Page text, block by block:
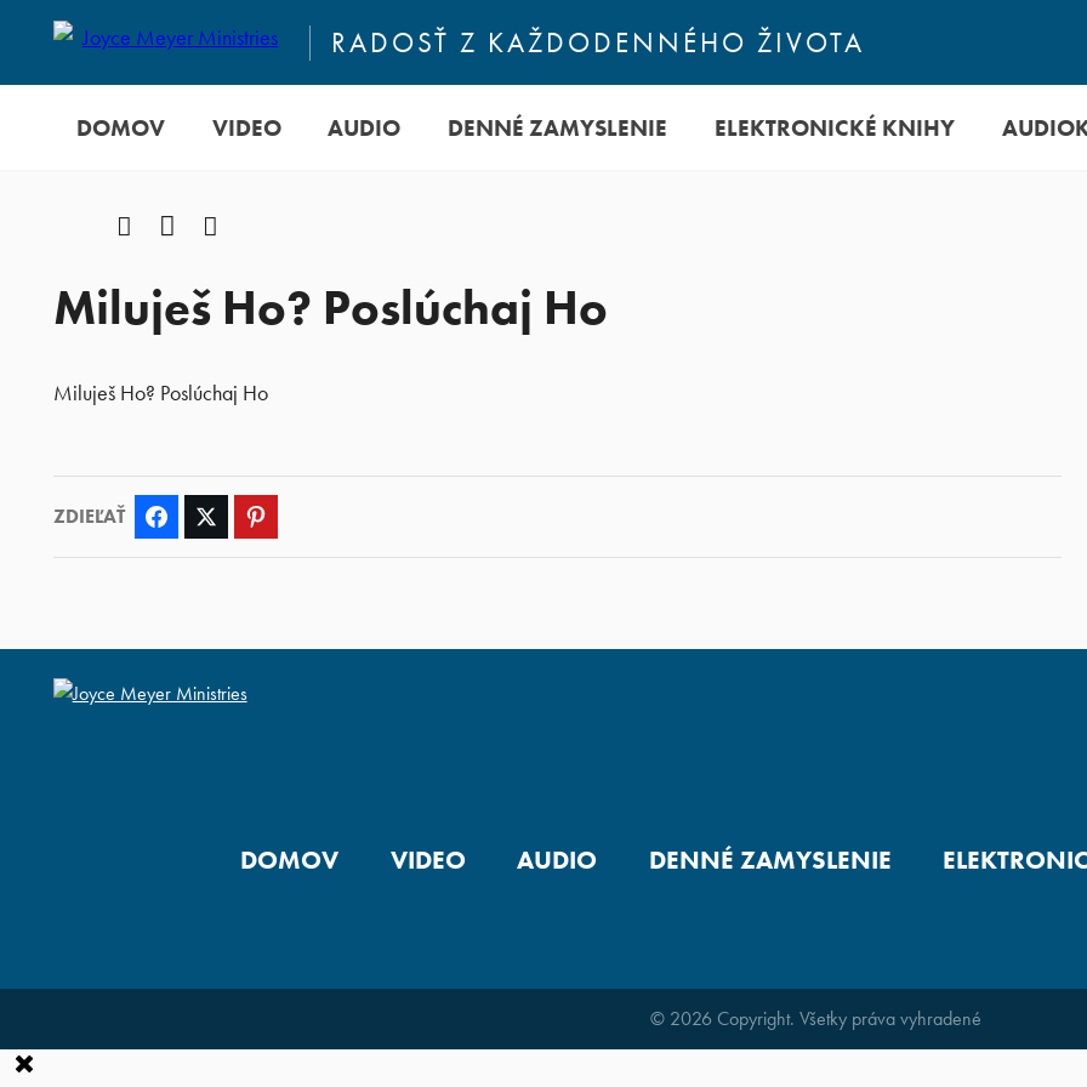
RADOSŤ Z KAŽDODENNÉHO ŽIVOTA
DOMOV VIDEO AUDIO DENNÉ ZAMYSLENIE ELEKTRONICKÉ KNIHY
FacebookYouTube
Miluješ Ho? Poslúchaj Ho
Miluješ Ho? Poslúchaj Ho
ZDIEĽAŤ Facebook Twitter
DOMOV VIDEO AUDIO DENNÉ ZAMYSLENIE
© 2026 Copyright. Všetky práva vyhradené